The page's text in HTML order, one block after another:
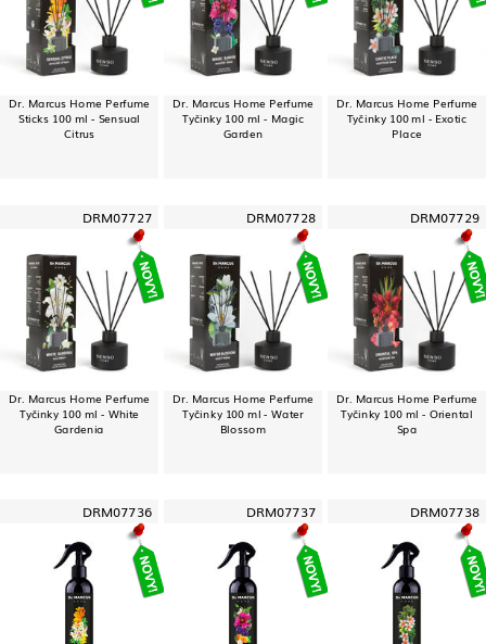
Dr. Marcus Home Perfume
Sticks 100 ml - Sensual
Citrus
Dr. Marcus Home Perfume
Tyčinky 100 ml - Magic
Garden
Dr. Marcus Home Perfume
Tyčinky 100 ml - Exotic
Place
DRM07727
Dr. Marcus Home Perfume
Tyčinky 100 ml - White
Gardenia
DRM07728
Dr. Marcus Home Perfume
Tyčinky 100 ml - Water
Blossom
DRM07729
Dr. Marcus Home Perfume
Tyčinky 100 ml - Oriental
Spa
DRM07736 DRM07737 DRM07738